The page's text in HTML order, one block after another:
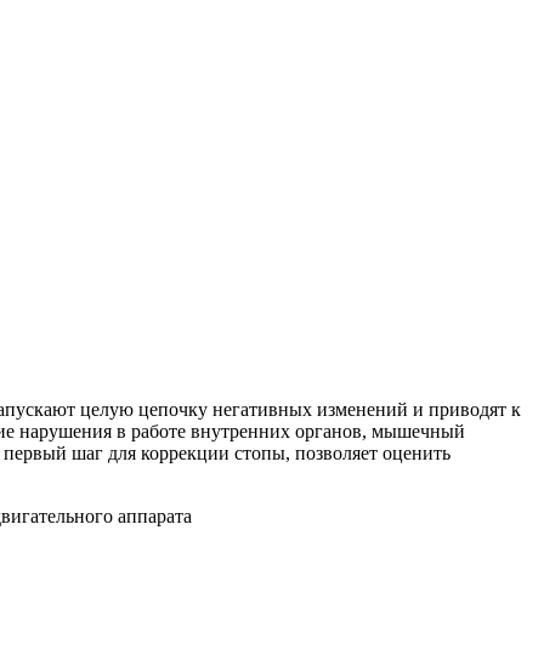
целую цепочку негативных изменений и приводят к
нарушения в работе внутренних органов, мышечный
шаг для коррекции стопы, позволяет оценить
аппарата